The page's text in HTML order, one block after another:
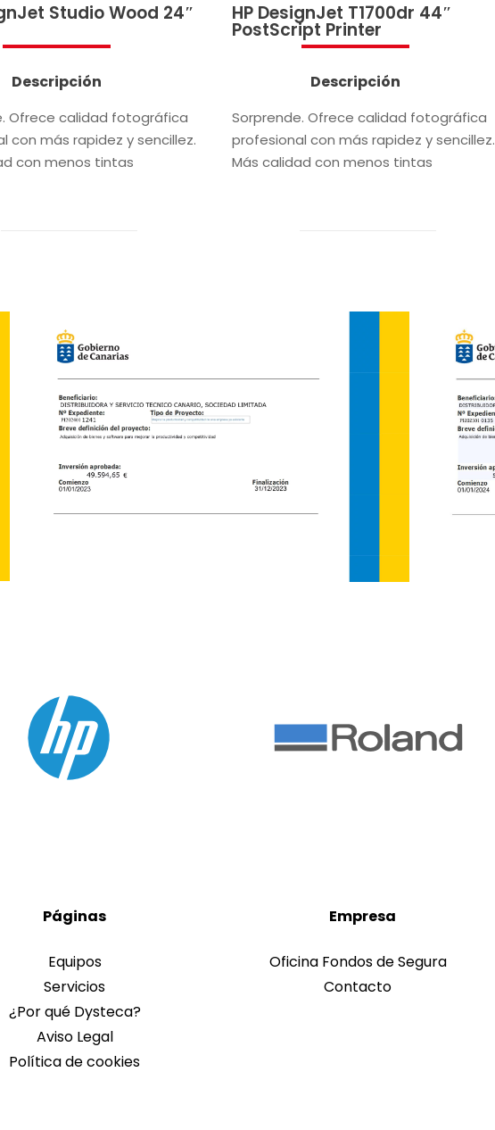
Studio Wood 24″
Descripción
Ofrece calidad fotográfica
con más rapidez y sencillez.
con menos tintas
HP DesignJet T1700dr 44″
PostScript Printer
Descripción
Sorprende. Ofrece calidad fotográfica
profesional con más rapidez y sencillez.
Más calidad con menos tintas
Páginas
Equipos
Servicios
¿Por qué Dysteca?
Aviso Legal
Política de cookies
Empresa
Oficina Fondos de Segura
Contacto